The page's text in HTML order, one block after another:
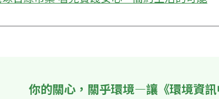
你的關心，關乎環境—讓《環境資